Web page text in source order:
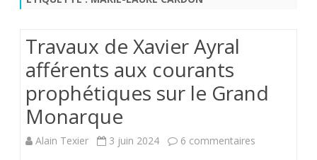
Travaux de Xavier Ayral
afférents aux courants
prophétiques sur le Grand
Monarque
Alain Texier 3 juin 2024 6 commentaires